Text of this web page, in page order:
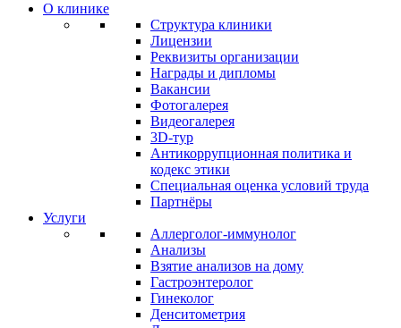
О клинике
Структура клиники
Лицензии
Реквизиты организации
Награды и дипломы
Вакансии
Фотогалерея
Видеогалерея
3D-тур
Антикоррупционная политика и
кодекс этики
Специальная оценка условий труда
Партнёры
Услуги
Аллерголог-иммунолог
Анализы
Взятие анализов на дому
Гастроэнтеролог
Гинеколог
Денситометрия